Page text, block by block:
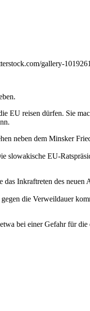
gallery-
EU reisen dürfen. Sie
neben dem Minsker
EU-
Inkraftreten des neuen
die Verweildauer
bei einer Gefahr für